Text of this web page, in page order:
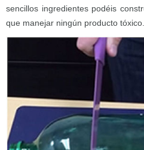
sencillos ingredientes podéis
que manejar ningún producto tóxico.